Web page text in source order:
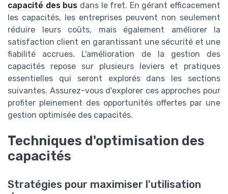
capacité des bus dans le fret. En gérant efficacement
les capacités, les entreprises peuvent non seulement
réduire leurs coûts, mais également améliorer la
satisfaction client en garantissant une sécurité et une
fiabilité accrues. L'amélioration de la gestion des
capacités repose sur plusieurs leviers et pratiques
essentielles qui seront explorés dans les sections
suivantes. Assurez-vous d'explorer ces approches pour
profiter pleinement des opportunités offertes par une
gestion optimisée des capacités.
Techniques d'optimisation des
capacités
Stratégies pour maximiser l'utilisation